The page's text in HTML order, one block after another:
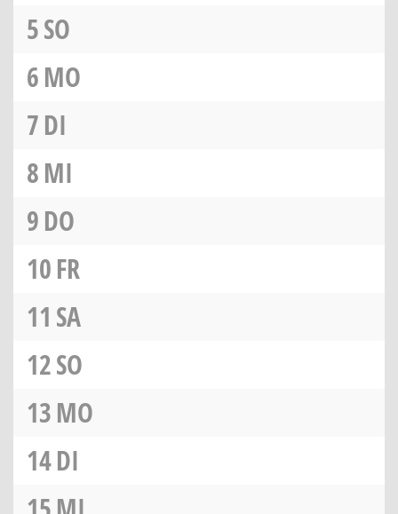
5SO
6MO
7DI
8MI
9DO
10FR
11 SA
12SO
13MO
14DI